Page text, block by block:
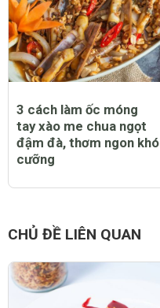
3 cách làm ốc móng
tay xào me chua ngọt
đậm đà, thơm ngon khó
cưỡng
CHỦ ĐỀ LIÊN QUAN